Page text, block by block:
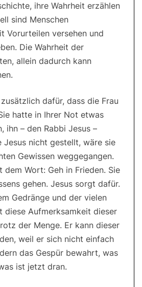
ihre Wahrheit erzählen
sind Menschen
Vorurteilen versehen und
Die Wahrheit der
allein dadurch kann
dafür, dass die Frau
hatte in Ihrer Not etwas
ihn – den Rabbi Jesus –
Jesus nicht gestellt, wäre sie
Gewissen weggegangen.
dem Wort: Geh in Frieden. Sie
gehen. Jesus sorgt dafür.
Gedränge und der vielen
diese Aufmerksamkeit dieser
der Menge. Er kann dieser
weil er sich nicht einfach
das Gespür bewahrt, was
ist jetzt dran.